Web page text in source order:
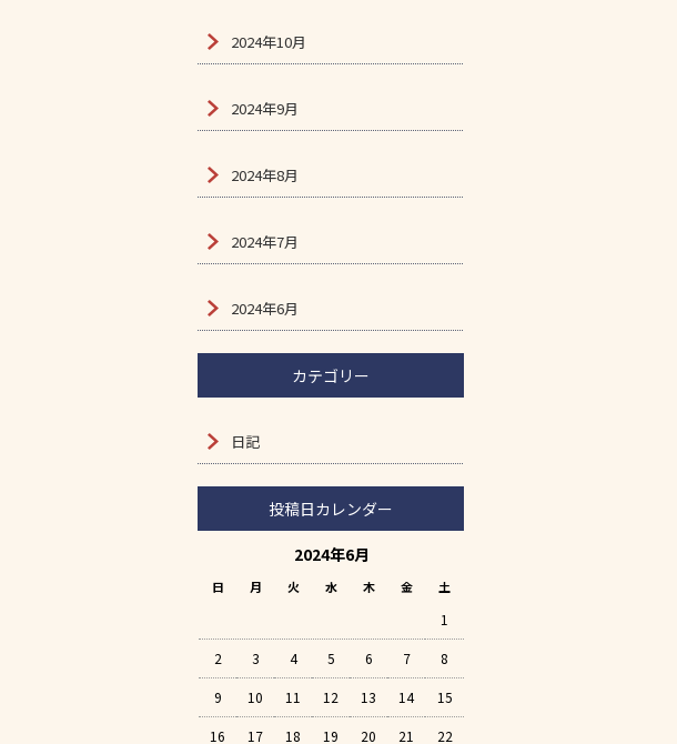
2024年10月
2024年9月
2024年8月
2024年7月
2024年6月
カテゴリー
日記
投稿日カレンダー
2024年6月
日 月 火 水 木 金 土
1
2 3 4 5 6 7 8
9 10 11 12 13 14 15
16 17 18 19 20 21 22